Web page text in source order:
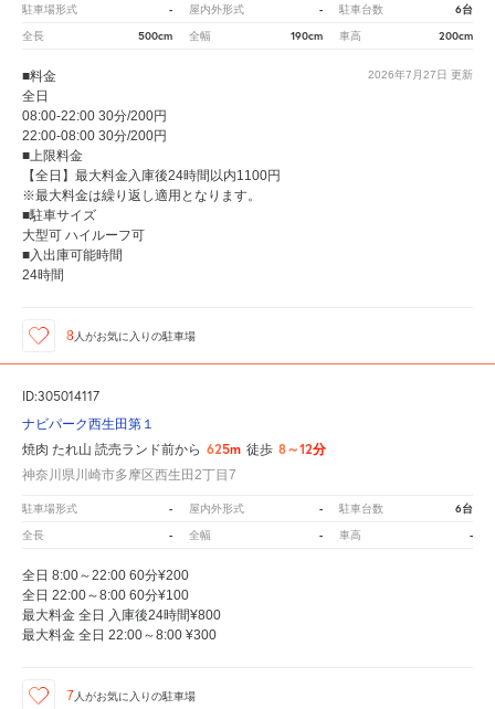
駐車場形式 - 屋内外形式 - 駐車台数 6台
全長 500cm 全幅 190cm 車高 200cm
2026年7月27日 更新
■料金
全日
08:00-22:00 30分/200円
22:00-08:00 30分/200円
■上限料金
【全日】最大料金入庫後24時間以内1100円
※最大料金は繰り返し適用となります。
■駐車サイズ
大型可 ハイルーフ可
■入出庫可能時間
24時間
8 人がお気に入りの駐車場
ID:305014117
ナビパーク西生田第１
焼肉 たれ山 読売ランド前から 625m 徒歩 8～12分
神奈川県川崎市多摩区西生田2丁目7
駐車場形式 - 屋内外形式 - 駐車台数 6台
全長 - 全幅 - 車高 -
全日 8:00～22:00 60分¥200
全日 22:00～8:00 60分¥100
最大料金 全日 入庫後24時間¥800
最大料金 全日 22:00～8:00 ¥300
7 人がお気に入りの駐車場